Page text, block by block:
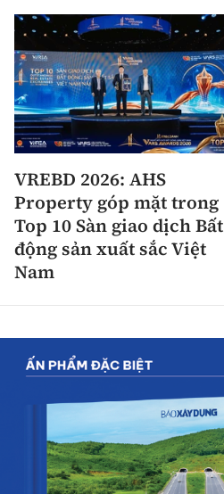
VREBD 2026: AHS
Property góp mặt trong
Top 10 Sàn giao dịch Bất
động sản xuất sắc Việt
Nam